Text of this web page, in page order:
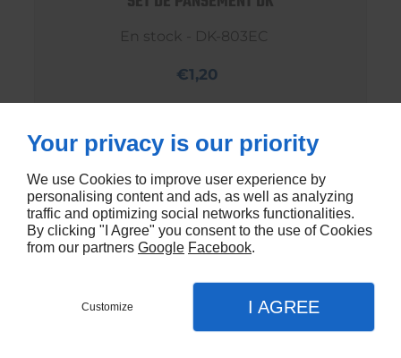
En stock - DK-803EC
€1,20
Your privacy is our priority
We use Cookies to improve user experience by
personalising content and ads, as well as analyzing
traffic and optimizing social networks functionalities.
By clicking "I Agree" you consent to the use of Cookies
from our partners Google Facebook.
Customize I AGREE